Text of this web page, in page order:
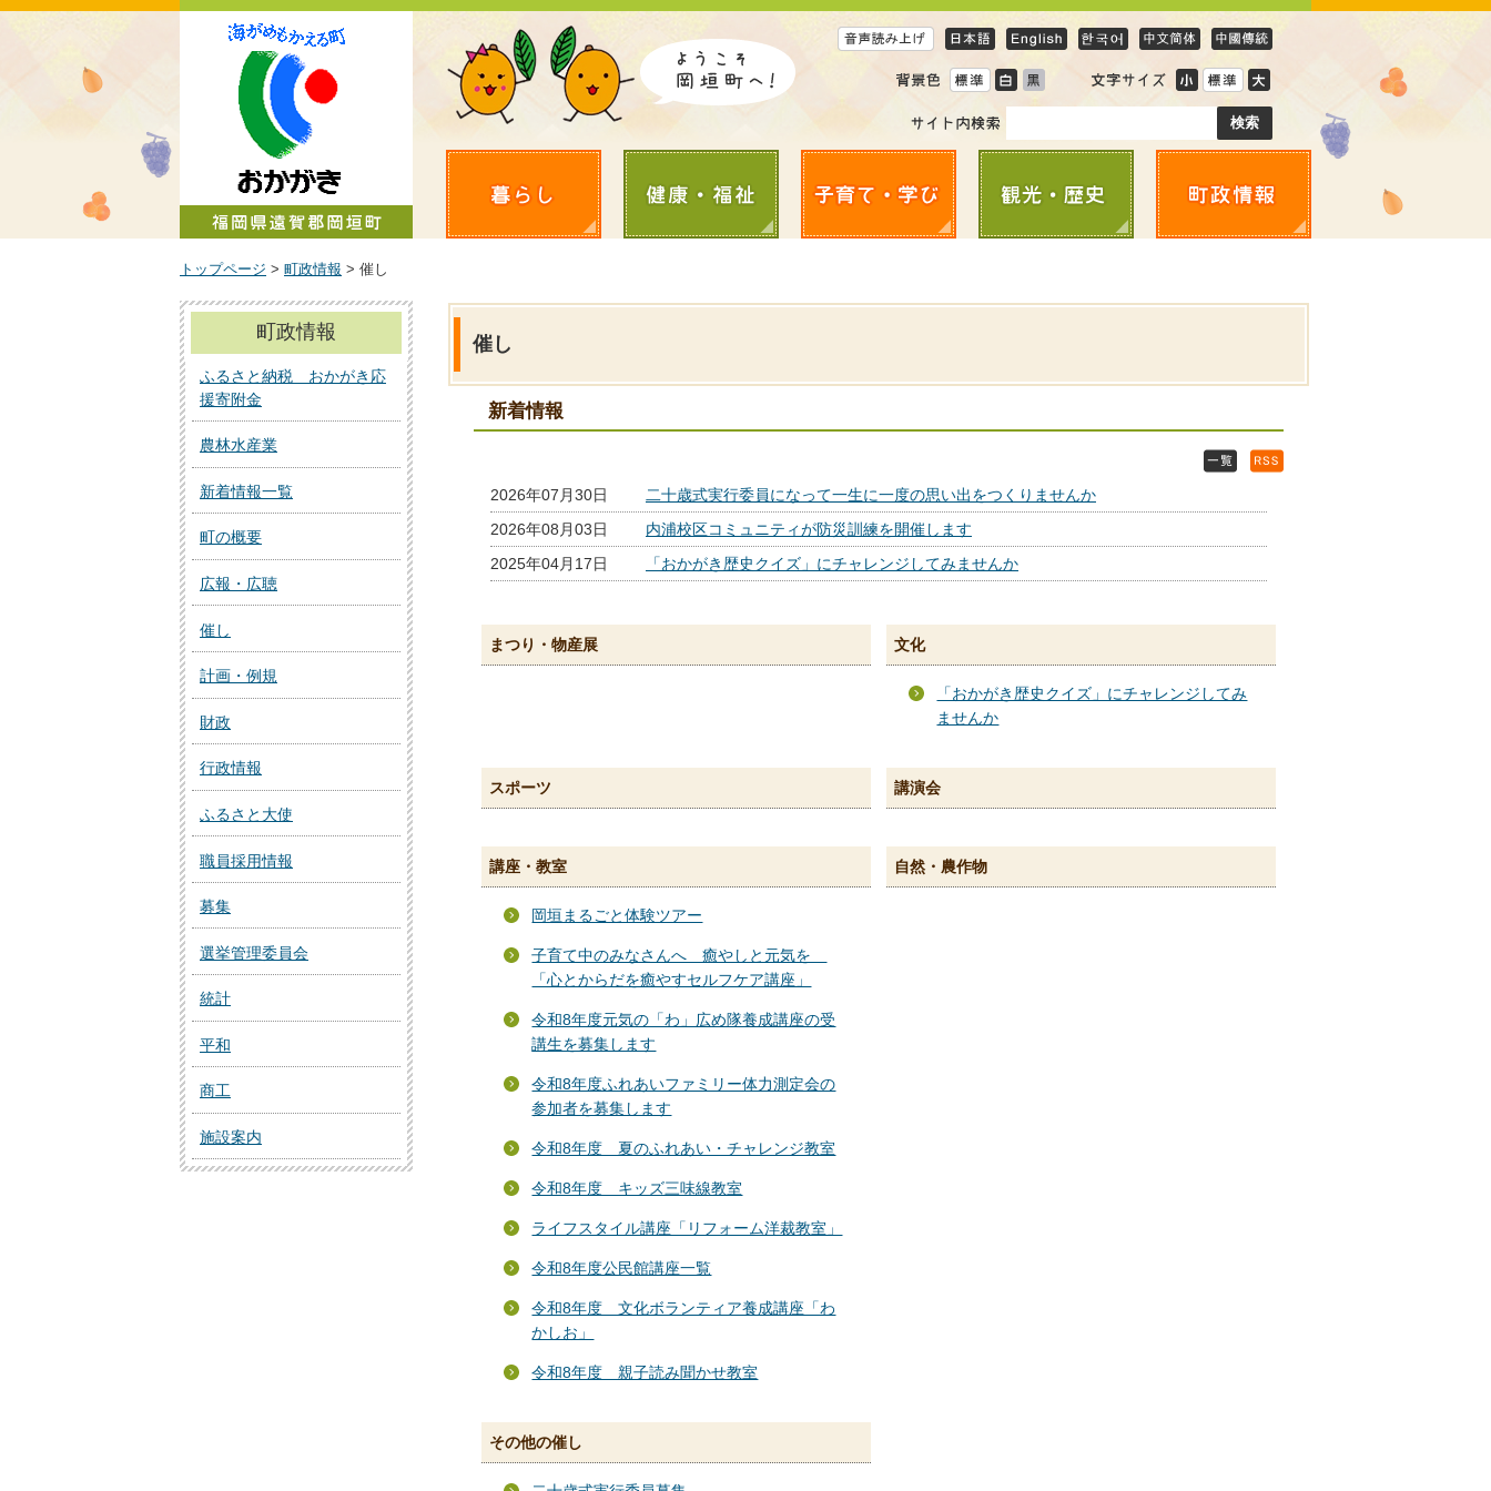
トップページ > 町政情報 > 催し
催し
新着情報
2026年07月30日
二十歳式実行委員になって一生に一度の思い出をつくりませんか
2026年08月03日
内浦校区コミュニティが防災訓練を開催します
2025年04月17日
「おかがき歴史クイズ」にチャレンジしてみませんか
まつり・物産展 文化
「おかがき歴史クイズ」にチャレンジしてみ
ませんか
スポーツ 講演会
講座・教室
岡垣まるごと体験ツアー
子育て中のみなさんへ 癒やしと元気を
「心とからだを癒やすセルフケア講座」
令和8年度元気の「わ」広め隊養成講座の受
講生を募集します
令和8年度ふれあいファミリー体力測定会の
参加者を募集します
令和8年度 夏のふれあい・チャレンジ教室
令和8年度 キッズ三味線教室
ライフスタイル講座「リフォーム洋裁教室」
令和8年度公民館講座一覧
令和8年度 文化ボランティア養成講座「わ
かしお」
令和8年度 親子読み聞かせ教室
自然・農作物
その他の催し
町政情報
ふるさと納税 おかがき応
援寄附金
農林水産業
新着情報一覧
町の概要
広報・広聴
催し
計画・例規
財政
行政情報
ふるさと大使
職員採用情報
募集
選挙管理委員会
統計
平和
商工
施設案内